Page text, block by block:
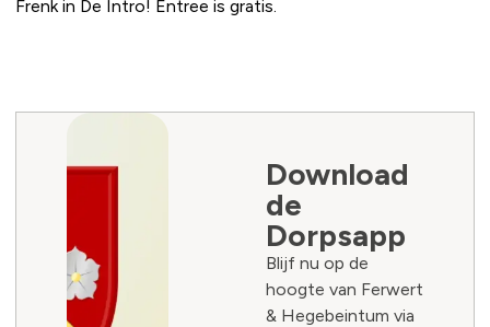
Frenk in De Intro! Entree is gratis.
Download
de
Dorpsapp
Blijf nu op de
hoogte van Ferwert
& Hegebeintum via